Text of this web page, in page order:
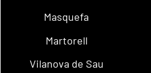
Masquefa
Martorell
Vilanova de Sau